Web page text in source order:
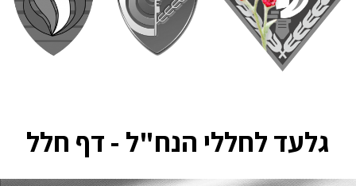
גלעד לחללי הנח"ל - דף חלל